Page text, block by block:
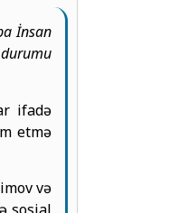
İnsan
durumu
ifadə
etmə
və